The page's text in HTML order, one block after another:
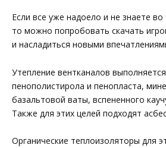
Если все уже надоело и не знаете
то можно попробовать скачать
и насладиться новыми
Утепление вентканалов
пенополистирола и пенопласта,
базальтовой ваты, вспененного
Также для этих целей подходят
Органические теплоизоляторы для